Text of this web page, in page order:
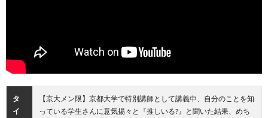
タ
イ
【京大メン限】京都大学で特別講師として講義中、自分のことを知
っている学生さんに意気揚々と『推しいる?』と聞いた結果、めち